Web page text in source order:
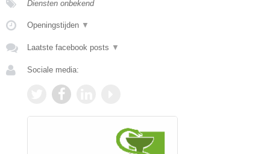
Diensten onbekend
Openingstijden ▼
Laatste facebook posts ▼
Sociale media: